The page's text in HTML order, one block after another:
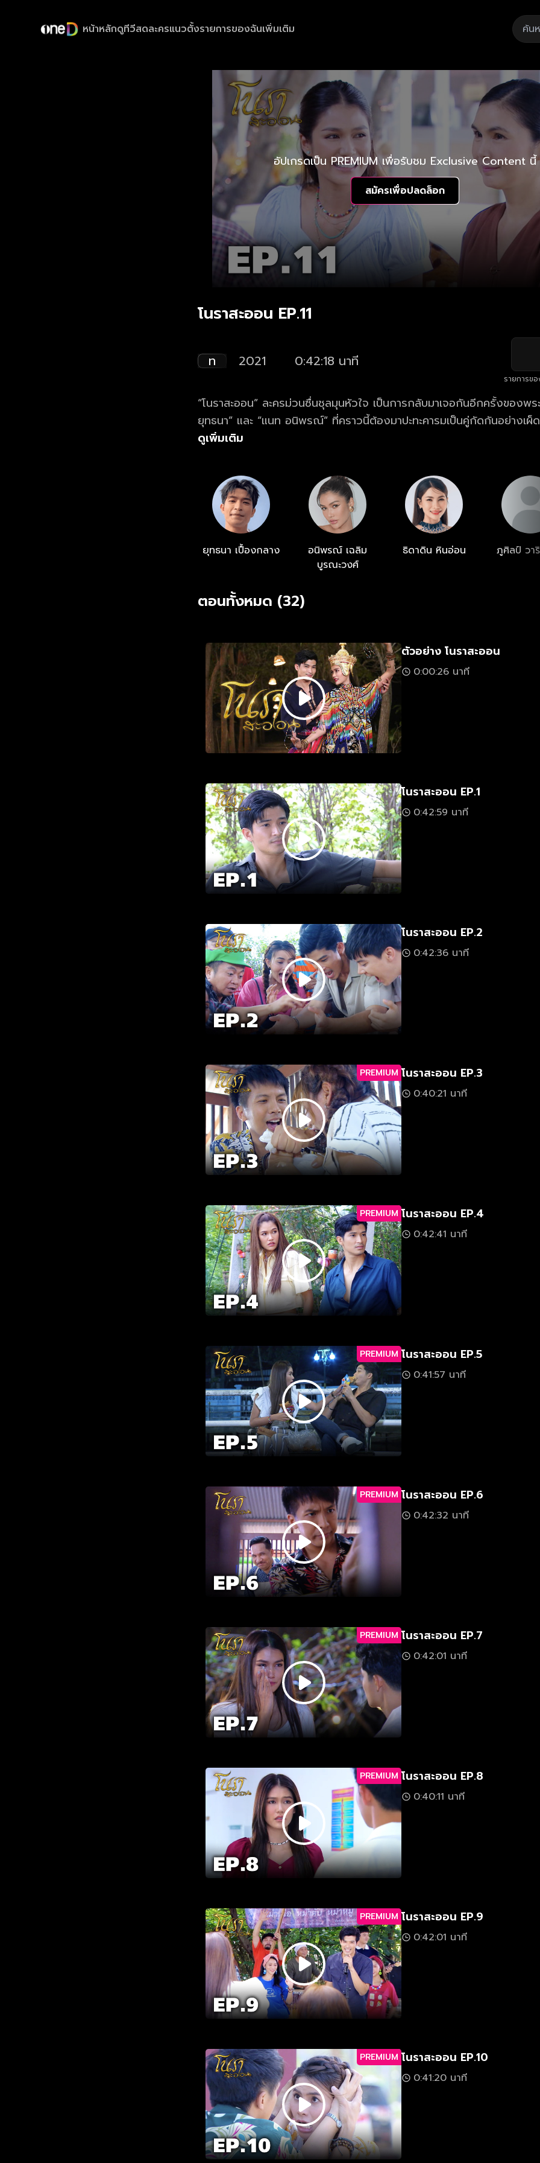
หน้าหลักดูทีวีสดละครแนวตั้งรายการของฉันเพิ่มเติม
อัปเกรดเป็น PREMIUM เพื่อรับชม Exclusive Content นี้
สมัครเพื่อปลดล็อก
โนราสะออน EP.11
ท 2021 0:42:18 นาที
รายการข
“โนราสะออน” ละครม่วนซื่นชุลมุนหัวใจ เป็นการกลับมาเจอกันอีกครั้งของพ
ยุทธนา” และ “แนท อนิพรณ์” ที่คราวนี้ต้องมาปะทะคารมเป็นคู่กัดกันอย่างเผ็
ใต้ตาคมแฝงตัวเข้าไปในโรงงานของคุณตาหวังประสานรอยร้าวระหว่างตาแล
ดูเพิ่มเติม
ยุทธนา เปื้องกลาง
อนิพรณ์ เฉลิม
บูรณะวงศ์
ธิดาดิน หินอ่อน ภูศิลป์ วา
ตอนทั้งหมด (32)
ตัวอย่าง โนราสะออน
0:00:26 นาที
โนราสะออน EP.1
0:42:59 นาที
โนราสะออน EP.2
0:42:36 นาที
PREMIUM โนราสะออน EP.3
0:40:21 นาที
PREMIUM โนราสะออน EP.4
0:42:41 นาที
PREMIUM โนราสะออน EP.5
0:41:57 นาที
PREMIUM โนราสะออน EP.6
0:42:32 นาที
PREMIUM โนราสะออน EP.7
0:42:01 นาที
PREMIUM โนราสะออน EP.8
0:40:11 นาที
PREMIUM โนราสะออน EP.9
0:42:01 นาที
PREMIUM โนราสะออน EP.10
0:41:20 นาที